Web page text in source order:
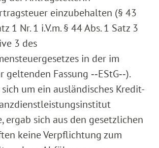
einzubehalten (§ 43
1 Nr. 1 i.V.m. § 44 Abs. 1 Satz 3
3 des
in der im
Fassung ‑‑EStG‑‑).
sich um ein ausländisches Kredit-
ergab sich aus den gesetzlichen
keine Verpflichtung zum